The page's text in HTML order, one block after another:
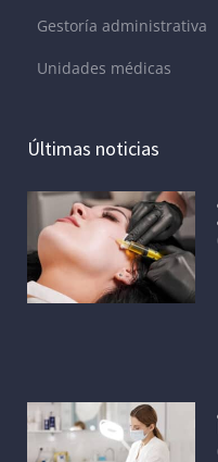
Gestoría administrativa
Unidades médicas
Últimas noticias